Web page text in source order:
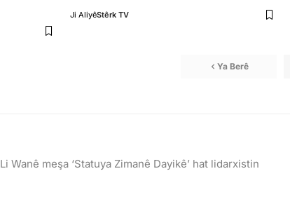
Ji AliyêStêrk TV
Ya Berê
Li Wanê meşa ‘Statuya Zimanê Dayikê’ hat lidarxistin